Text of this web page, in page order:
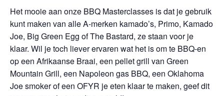
Het mooie aan onze BBQ Masterclasses is dat je gebruik
kunt maken van alle A-merken kamado’s, Primo, Kamado
Joe, Big Green Egg of The Bastard, ze staan voor je
klaar. Wil je toch liever ervaren wat het is om te BBQ-en
op een Afrikaanse Braai, een pellet grill van Green
Mountain Grill, een Napoleon gas BBQ, een Oklahoma
Joe smoker of een OFYR je eten klaar te maken, geef dit